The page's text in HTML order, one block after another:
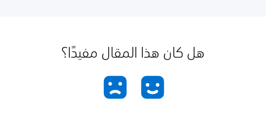
هل كان هذا المقال مفيدًا؟